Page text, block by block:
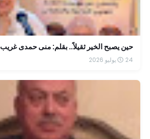
حين يصبح الخير ثقيلاً.. بقلم: منى حمدى غريب
24 يوليو 2026